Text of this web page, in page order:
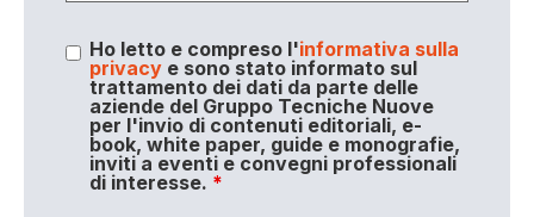
Ho letto e compreso l'informativa sulla
privacye sono stato informato sul
trattamento dei dati da parte delle
aziende del Gruppo Tecniche Nuove
per l'invio di contenuti editoriali, e-
book, white paper, guide e monografie,
inviti a eventi e convegni professionali
di interesse. *